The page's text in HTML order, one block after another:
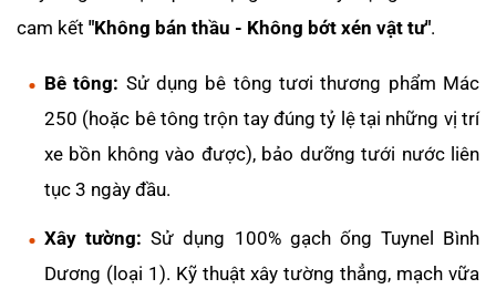
cam kết "Không bán thầu - Không bớt xén vật tư".
Bê tông: Sử dụng bê tông tươi thương phẩm Mác
250 (hoặc bê tông trộn tay đúng tỷ lệ tại những vị trí
xe bồn không vào được), bảo dưỡng tưới nước liên
tục 3 ngày đầu.
Xây tường: Sử dụng 100% gạch ống Tuynel Bình
Dương (loại 1). Kỹ thuật xây tường thẳng, mạch vữa